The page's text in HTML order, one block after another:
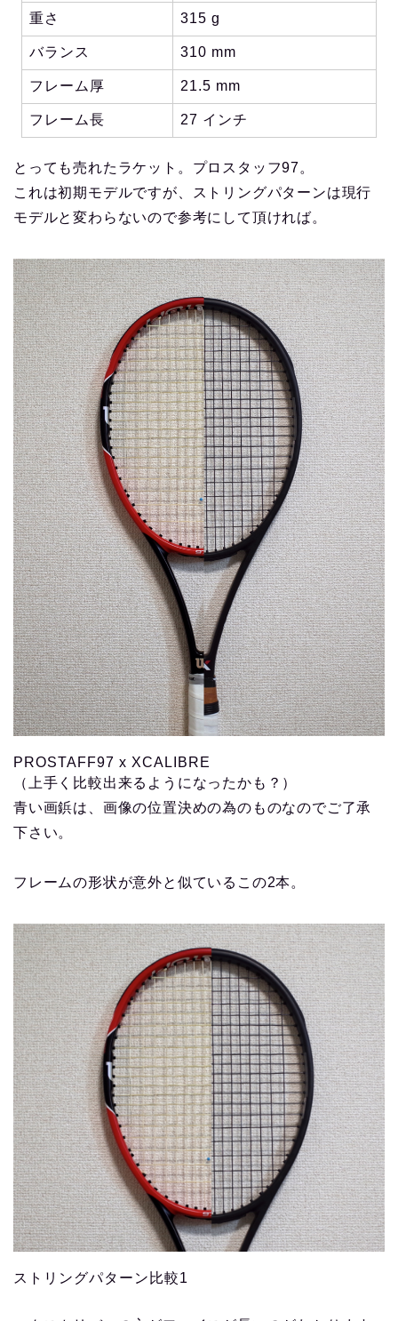
重さ 315 g
バランス 310 mm
フレーム厚 21.5 mm
フレーム長 27 インチ
とっても売れたラケット。プロスタッフ97。
これは初期モデルですが、ストリングパターンは現行
モデルと変わらないので参考にして頂ければ。
PROSTAFF97 x XCALIBRE
（上手く比較出来るようになったかも？）
青い画鋲は、画像の位置決めの為のものなのでご了承
下さい。
フレームの形状が意外と似ているこの2本。
ストリングパターン比較1